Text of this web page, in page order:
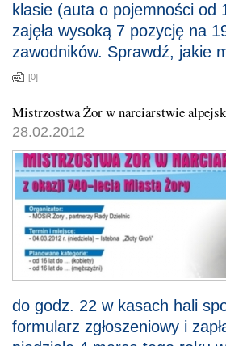
klasie (auta o pojemności
zajęła wysoką 7 pozycję na
zawodników. Sprawdź, jakie
[0]
Mistrzostwa Żor w narciarstwie
28.02.2012
do godz. 22 w kasach hali
formularz zgłoszeniowy i